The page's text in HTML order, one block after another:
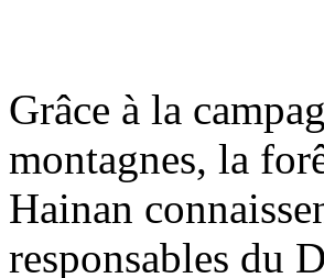
Grâce à la
montagnes, la
Hainan
responsables du